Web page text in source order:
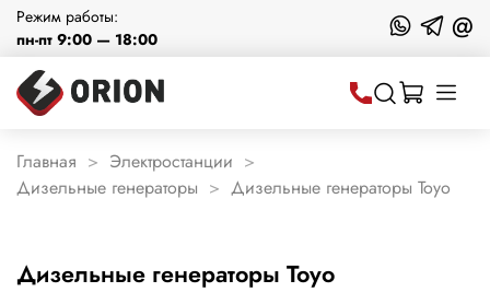
Режим работы:
пн-пт 9:00 — 18:00
@
Главная
Электростанции
Дизельные генераторы
Дизельные генераторы Toyo
Дизельные генераторы Toyo